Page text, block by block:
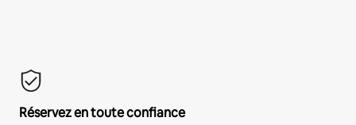
Réservez en toute confiance